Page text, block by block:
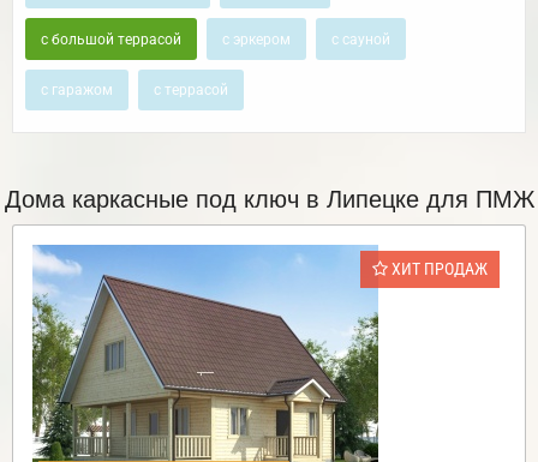
с большой террасой с эркером с сауной
с гаражом с террасой
Дома каркасные под ключ в Липецке для ПМЖ
ХИТ ПРОДАЖ